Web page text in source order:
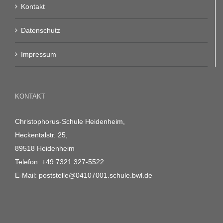
Kontakt
Datenschutz
Impressum
KONTAKT
Christophorus-Schule Heidenheim,
Heckentalstr. 25,
89518 Heidenheim
Telefon: +49 7321 327-5522
E-Mail: poststelle@04107001.schule.bwl.de